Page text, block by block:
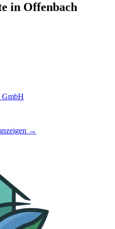
in Offenbach
GmbH
→